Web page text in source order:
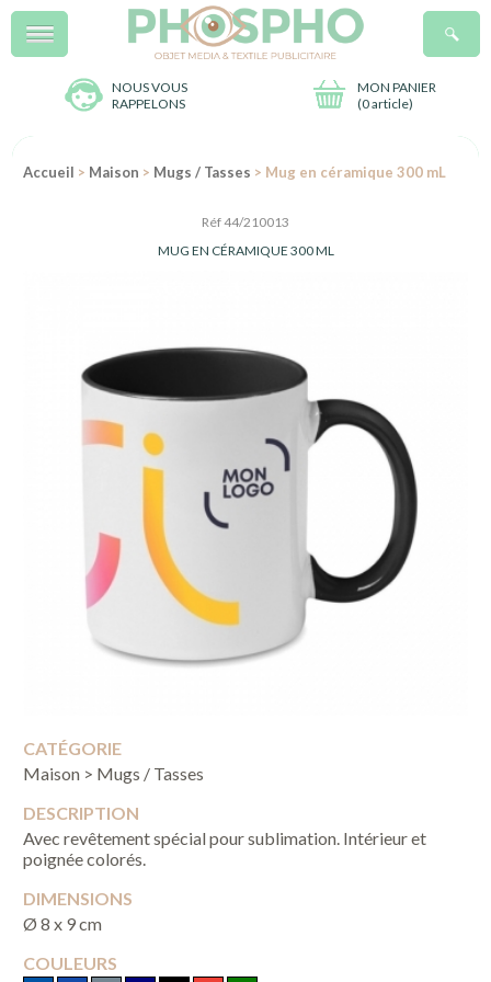
NOUS VOUS
RAPPELONS
MON PANIER
(0 article)
Menu
Accueil > Maison > Mugs / Tasses > Mug en céramique 300 mL
Réf 44/210013
MUG EN CÉRAMIQUE 300 ML
CATÉGORIE
Maison > Mugs / Tasses
DESCRIPTION
Avec revêtement spécial pour sublimation. Intérieur et
poignée colorés.
DIMENSIONS
Ø 8 x 9 cm
COULEURS